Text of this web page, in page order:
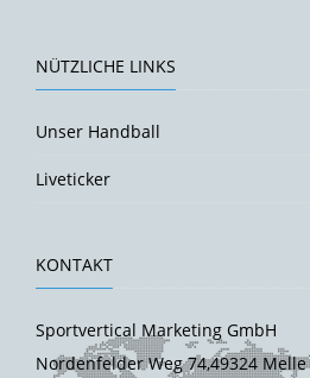
NÜTZLICHE LINKS
Unser Handball
Liveticker
KONTAKT
Sportvertical Marketing GmbH
Nordenfelder Weg 74,49324 Melle